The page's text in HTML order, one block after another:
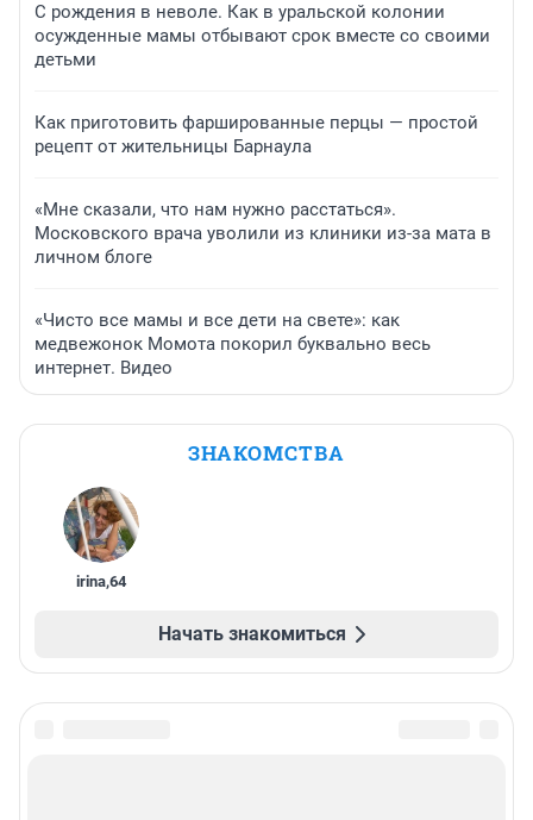
С рождения в неволе. Как в уральской колонии
осужденные мамы отбывают срок вместе со своими
детьми
Как приготовить фаршированные перцы — простой
рецепт от жительницы Барнаула
«Мне сказали, что нам нужно расстаться».
Московского врача уволили из клиники из-за мата в
личном блоге
«Чисто все мамы и все дети на свете»: как
медвежонок Момота покорил буквально весь
интернет. Видео
ЗНАКОМСТВА
irina,64
Начать знакомиться